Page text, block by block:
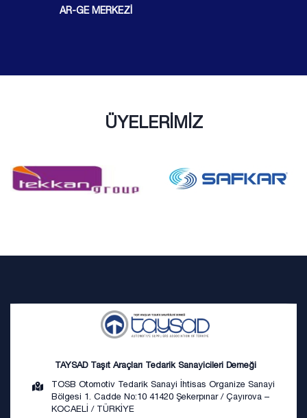
AR-GE MERKEZİ
ÜYELERİMİZ
TAYSAD Taşıt Araçları Tedarik Sanayicileri Derneği
TOSB Otomotiv Tedarik Sanayi İhtisas Organize Sanayi
Bölgesi 1. Cadde No:10 41420 Şekerpınar / Çayırova –
KOCAELİ / TÜRKİYE